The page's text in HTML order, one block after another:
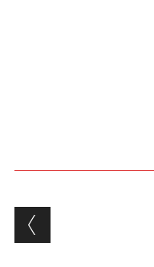
Post